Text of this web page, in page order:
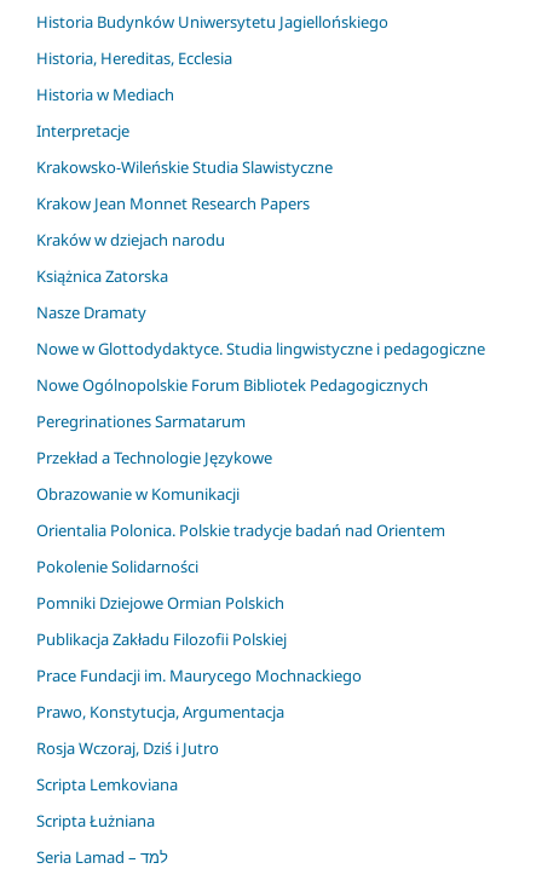
Historia Budynków Uniwersytetu Jagiellońskiego
Historia, Hereditas, Ecclesia
Historia w Mediach
Interpretacje
Krakowsko-Wileńskie Studia Slawistyczne
Krakow Jean Monnet Research Papers
Kraków w dziejach narodu
Książnica Zatorska
Nasze Dramaty
Nowe w Glottodydaktyce. Studia lingwistyczne i pedagogiczne
Nowe Ogólnopolskie Forum Bibliotek Pedagogicznych
Peregrinationes Sarmatarum
Przekład a Technologie Językowe
Obrazowanie w Komunikacji
Orientalia Polonica. Polskie tradycje badań nad Orientem
Pokolenie Solidarności
Pomniki Dziejowe Ormian Polskich
Publikacja Zakładu Filozofii Polskiej
Prace Fundacji im. Maurycego Mochnackiego
Prawo, Konstytucja, Argumentacja
Rosja Wczoraj, Dziś i Jutro
Scripta Lemkoviana
Scripta Łużniana
Seria Lamad – למד